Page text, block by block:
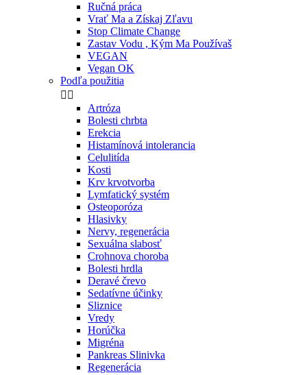
Ručná práca
Vrať Ma a Získaj Zľavu
Stop Climate Change
Zastav Vodu , Kým Ma Používaš
VEGAN
Vegan OK
Podľa použitia
 
Artróza
Bolesti chrbta
Erekcia
Histamínová intolerancia
Celulitída
Kosti
Krv krvotvorba
Lymfatický systém
Osteoporóza
Hlasivky
Nervy, regenerácia
Sexuálna slabosť
Crohnova choroba
Bolesti hrdla
Deravé črevo
Sedatívne účinky
Sliznice
Vredy
Horúčka
Migréna
Pankreas Slinivka
Regenerácia